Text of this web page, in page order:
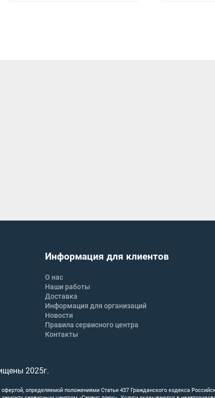
Информация для клиентов
О нас
Наши работы
Доставка
Информация для организаций
Новости
Правила сервисного центра
Контакты
2025г.
определяемой положениями Статьи 437 Гражданского кодекса